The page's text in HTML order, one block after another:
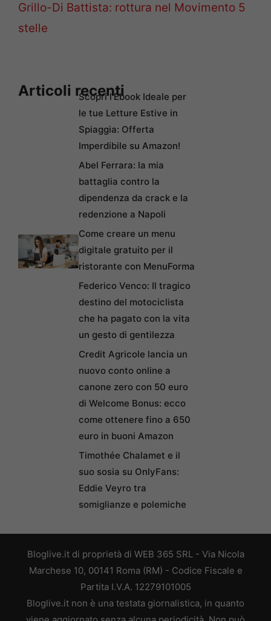
Grillo-Di Battista: rottura nel Movimento 5
stelle
Articoli recentiScopri l’Ebook Ideale per
le tue Letture Estive in
Spiaggia: Offerta
Imperdibile su Amazon!
Abel Ferrara: la mia
battaglia contro la
dipendenza da crack e la
redenzione a Napoli
Come creare un menu
digitale gratuito per il
ristorante con MenuForma
Federico Venco: Il tragico
destino del motociclista
che ha pagato con la vita
un gesto di gentilezza
Credit Agricole lancia un
nuovo conto online a
canone zero con 50 euro
di Welcome Bonus: ecco
come ottenere fino a 650
euro in buoni Amazon
Timothée Chalamet e il
suo sosia su OnlyFans:
Eddie Veyro tra
somiglianze e polemiche
Bloglive.it di proprietà di WEB 365 SRL - Via Nicola
Marchese 10, 00141 Roma (RM) - Codice Fiscale e
Partita I.V.A. 12279101005
Bloglive.it non è una testata giornalistica, in quanto